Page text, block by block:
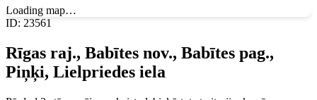
Loading map…
ID: 23561
Rīgas raj., Babītes nov., Babītes pag.,
Piņķi, Lielpriedes iela